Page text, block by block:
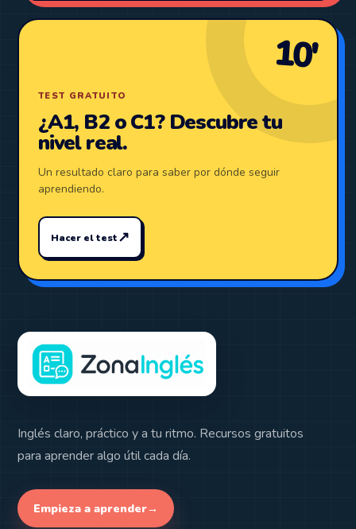
10′
TEST GRATUITO
¿A1, B2 o C1? Descubre tu
nivel real.
Un resultado claro para saber por dónde seguir
aprendiendo.
Hacer el test↗
Inglés claro, práctico y a tu ritmo. Recursos gratuitos
para aprender algo útil cada día.
Empieza a aprender→